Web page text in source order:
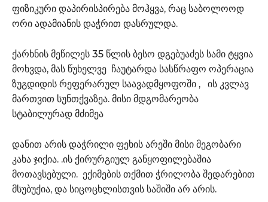
ფიზიკური დაპირისპირება მოჰყვა, რაც საბოლოოდ
ორი ადამიანის დაჭრით დასრულდა.
ქარხნის მეწილეს 35 წლის ბესო დგებუაძეს სამი ტყვია
მოხვდა, მას წუხელვე ჩაუტარდა სასწრაფო ოპერაცია
ზუგდიდის რეფერარულ საავადმყოფოში , ის კვლავ
მართვით სუნთქვაზეა. მისი მდგომარეობა
სტაბილურად მძიმეა
დანით არის დაჭრილი ფეხის არეში მისი მეგობარი
კახა ჯიქია. .ის ქირურგიულ განყოფილებაშია
მოთავსებული. ექიმების თქმით ჭრილობა შედარებით
მსუბუქია, და სიცოცხლისთვის საშიში არ არის.